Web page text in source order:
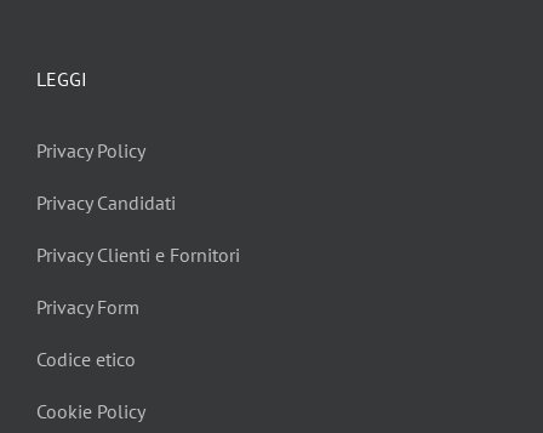
LEGGI
Privacy Policy
Privacy Candidati
Privacy Clienti e Fornitori
Privacy Form
Codice etico
Cookie Policy